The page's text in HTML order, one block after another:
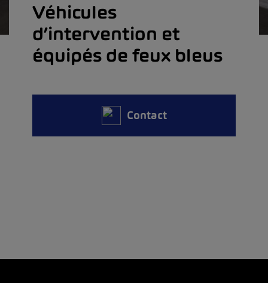
Véhicules
d’intervention et
équipés de feux bleus
Contact